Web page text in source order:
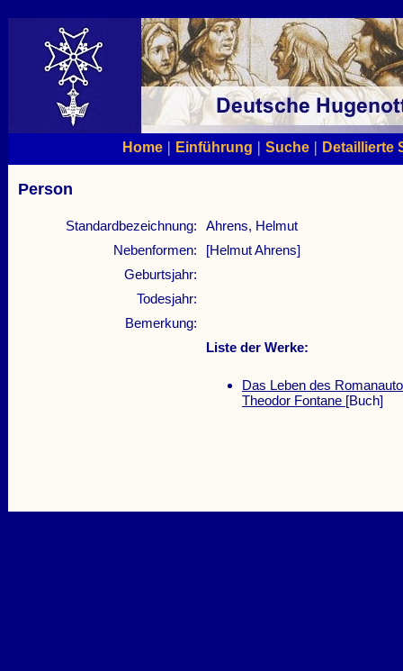
Home| Einführung | Suche| Detaillierte
Person
Standardbezeichnung:
Ahrens, Helmut
Nebenformen:
[Helmut Ahrens]
Geburtsjahr:
Todesjahr:
Bemerkung:
Liste der Werke:
Das Leben des
Theodor Fontane [Buch]